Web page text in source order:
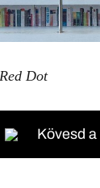
Dot
Kövesd a